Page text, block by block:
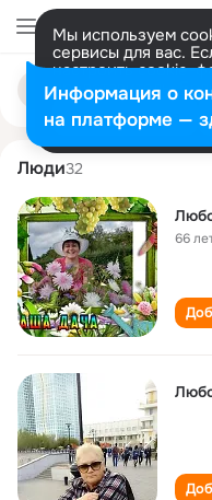
Мы используем
сервисы для вас.
настроить cookie-
представитель.
Разрешить все
Поиск
людям
lyubov shkurkina
Люди32
66
Информация о
на платформе —